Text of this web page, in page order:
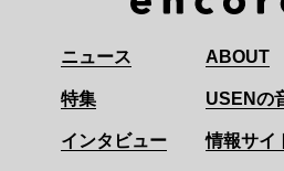
ニュース
特集
インタビュー
ABOUT
USENの
情報サイ